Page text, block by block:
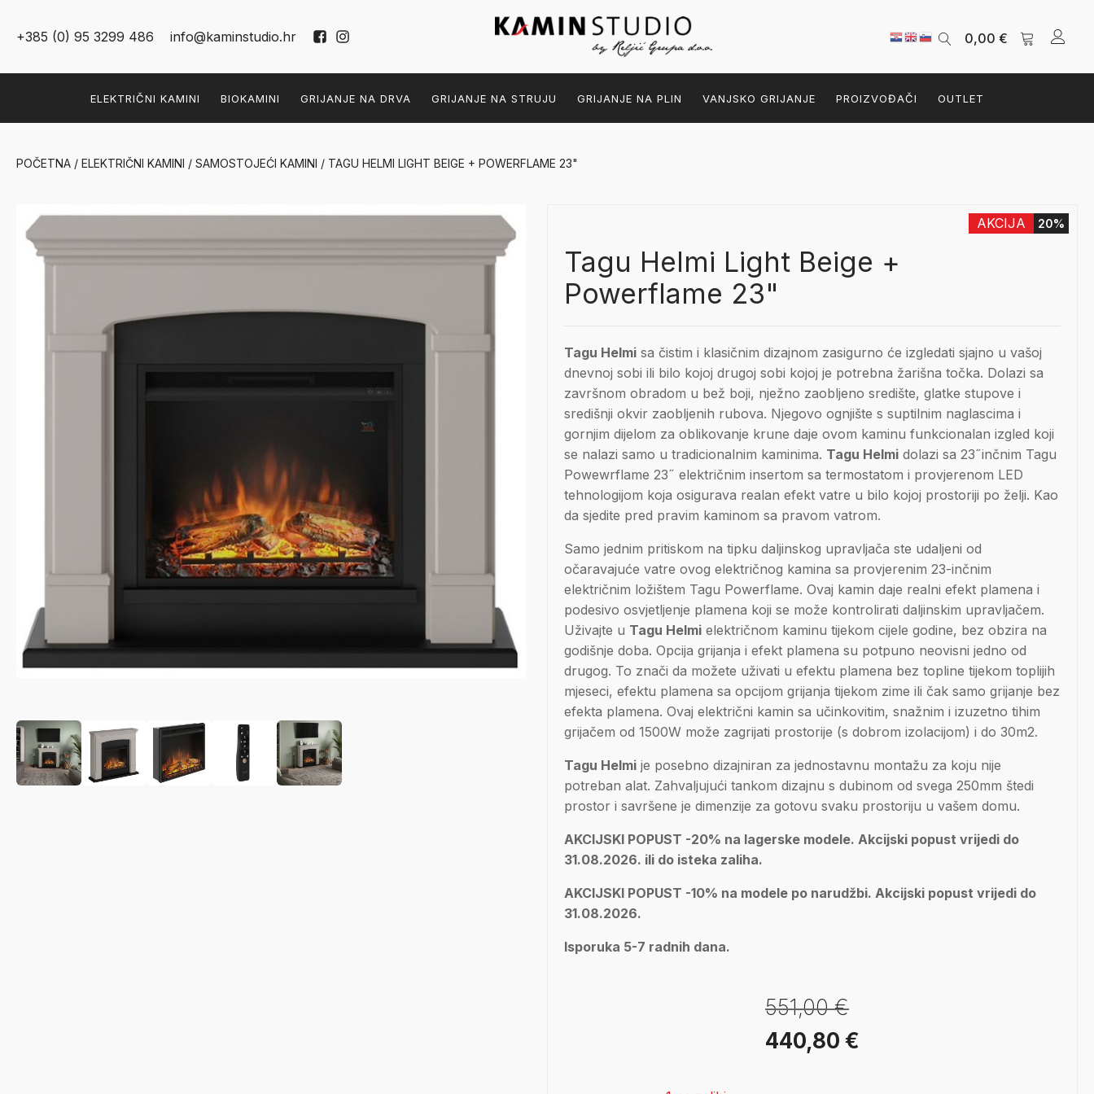
+385 (0) 95 3299 486 info@kaminstudio.hr 0,00 €
ELEKTRIČNI KAMINI BIOKAMINI GRIJANJE NA DRVA GRIJANJE NA STRUJU GRIJANJE NA PLIN VANJSKO GRIJANJE PROIZVOĐAČI OUTLET
POČETNA / ELEKTRIČNI KAMINI / SAMOSTOJEĆI KAMINI / TAGU HELMI LIGHT BEIGE + POWERFLAME 23"
Tagu Helmi Light Beige +
Powerflame 23"
AKCIJA 20%
Tagu Helmi sa čistim i klasičnim dizajnom zasigurno će izgledati sjajno u vašoj
dnevnoj sobi ili bilo kojoj drugoj sobi kojoj je potrebna žarišna točka. Dolazi sa
završnom obradom u bež boji, nježno zaobljeno središte, glatke stupove i
središnji okvir zaobljenih rubova. Njegovo ognjište s suptilnim naglascima i
gornjim dijelom za oblikovanje krune daje ovom kaminu funkcionalan izgled koji
se nalazi samo u tradicionalnim kaminima. Tagu Helmi dolazi sa 23˝inčnim Tagu
Powewrflame 23˝ električnim insertom sa termostatom i provjerenom LED
tehnologijom koja osigurava realan efekt vatre u bilo kojoj prostoriji po želji. Kao
da sjedite pred pravim kaminom sa pravom vatrom.
Samo jednim pritiskom na tipku daljinskog upravljača ste udaljeni od
očaravajuće vatre ovog električnog kamina sa provjerenim 23-inčnim
električnim ložištem Tagu Powerflame. Ovaj kamin daje realni efekt plamena i
podesivo osvjetljenje plamena koji se može kontrolirati daljinskim upravljačem.
Uživajte u Tagu Helmi električnom kaminu tijekom cijele godine, bez obzira na
godišnje doba. Opcija grijanja i efekt plamena su potpuno neovisni jedno od
drugog. To znači da možete uživati u efektu plamena bez topline tijekom toplijih
mjeseci, efektu plamena sa opcijom grijanja tijekom zime ili čak samo grijanje bez
efekta plamena. Ovaj električni kamin sa učinkovitim, snažnim i izuzetno tihim
grijačem od 1500W može zagrijati prostorije (s dobrom izolacijom) i do 30m2.
Tagu Helmi je posebno dizajniran za jednostavnu montažu za koju nije
potreban alat. Zahvaljujući tankom dizajnu s dubinom od svega 250mm štedi
prostor i savršene je dimenzije za gotovu svaku prostoriju u vašem domu.
AKCIJSKI POPUST -20% na lagerske modele. Akcijski popust vrijedi do
31.08.2026. ili do isteka zaliha.
AKCIJSKI POPUST -10% na modele po narudžbi. Akcijski popust vrijedi do
31.08.2026.
Isporuka 5-7 radnih dana.
551,00€
Izvorna
440,80 €